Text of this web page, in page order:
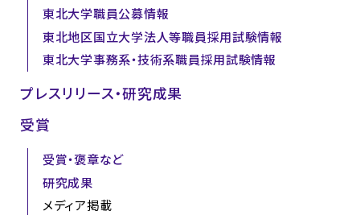
東北大学職員公募情報
東北地区国立大学法人等職員採用試験情報
東北大学事務系・技術系職員採用試験情報
プレスリリース・研究成果
受賞
受賞・褒章など
研究成果
メディア掲載